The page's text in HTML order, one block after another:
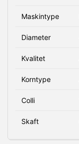
Maskintype
Diameter
Kvalitet
Korntype
Colli
Skaft